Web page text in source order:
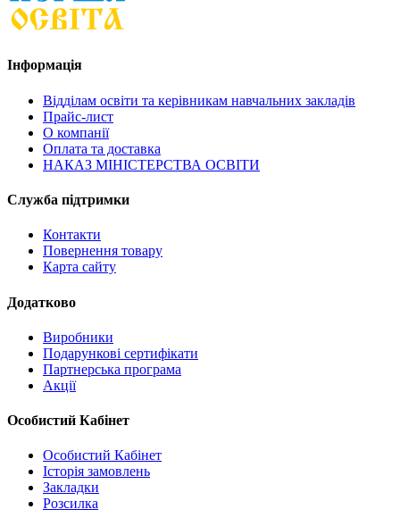
Інформація
Відділам освіти та керівникам навчальних закладів
Прайс-лист
О компанії
Оплата та доставка
НАКАЗ МІНІСТЕРСТВА ОСВІТИ
Служба підтримки
Контакти
Повернення товару
Карта сайту
Додатково
Виробники
Подарункові сертифікати
Партнерська програма
Акції
Особистий Кабінет
Особистий Кабінет
Історія замовлень
Закладки
Розсилка